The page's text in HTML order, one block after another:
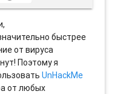
быстрее
от вируса
Поэтому я
UnHackMe
от любых